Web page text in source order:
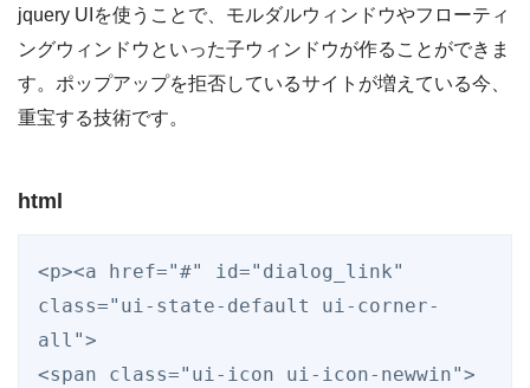
jquery UIを使うことで、モルダルウィンドウやフローティ
ングウィンドウといった子ウィンドウが作ることができま
す。ポップアップを拒否しているサイトが増えている今、
重宝する技術です。
html
<p><a href="#" id="dialog_link"
class="ui-state-default ui-corner-
all">
<span class="ui-icon ui-icon-newwin">